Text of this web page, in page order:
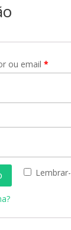
ou email *